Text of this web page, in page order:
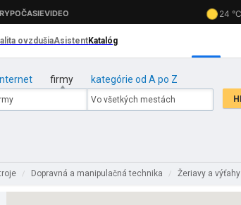
firmy kategórie od A po Z
/ Dopravná a manipulačná technika / Žeriavy a výťahy